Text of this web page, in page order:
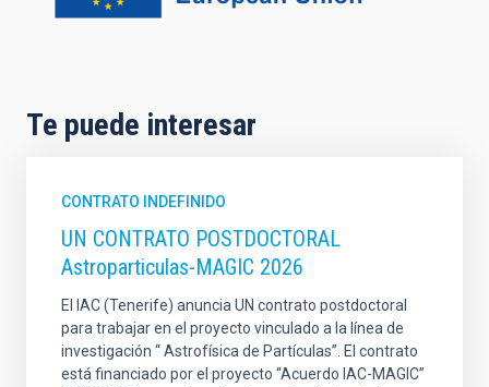
Te puede interesar
CONTRATO INDEFINIDO
UN CONTRATO POSTDOCTORAL
Astroparticulas-MAGIC 2026
El IAC (Tenerife) anuncia UN contrato postdoctoral
para trabajar en el proyecto vinculado a la línea de
investigación “ Astrofísica de Partículas”. El contrato
está financiado por el proyecto “Acuerdo IAC-MAGIC”